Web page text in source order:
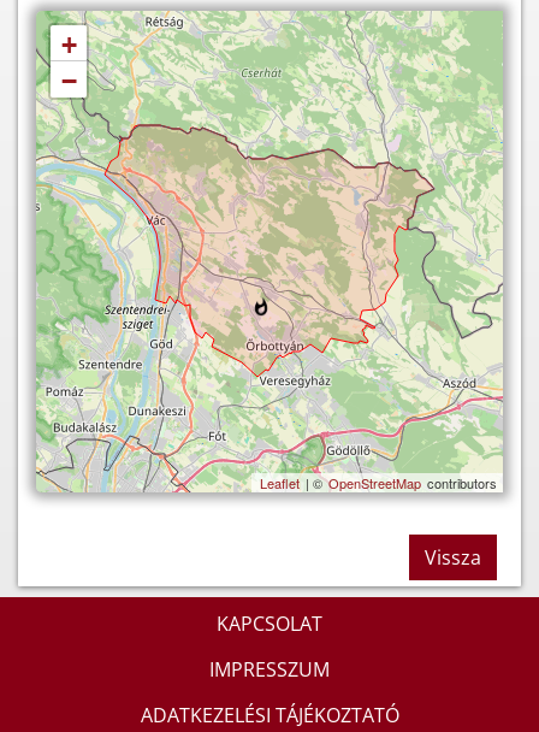
+
−
Leaflet | ©OpenStreetMap contributors
Vissza
KAPCSOLAT
IMPRESSZUM
ADATKEZELÉSI TÁJÉKOZTATÓ